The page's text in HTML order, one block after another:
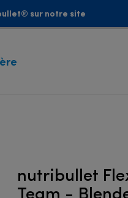
sur notre site
nutribullet
Team -